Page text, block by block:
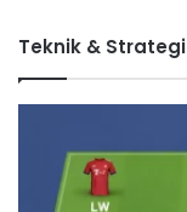
Teknik & Strategi